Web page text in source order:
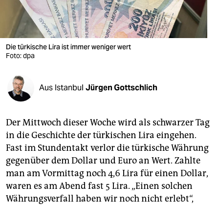
wahrheit
verlag
verlag
veranstaltungen
shop
unterstützen
abo
genossenschaft
epaper login
Die türkische Lira ist immer weniger wert
Foto: dpa
Aus Istanbul Jürgen Gottschlich
Der Mittwoch dieser Woche wird als schwarzer Tag
in die Geschichte der türkischen Lira eingehen.
Fast im Stundentakt verlor die türkische Währung
gegenüber dem Dollar und Euro an Wert. Zahlte
man am Vormittag noch 4,6 Lira für einen Dollar,
waren es am Abend fast 5 Lira. „Einen solchen
Währungsverfall haben wir noch nicht erlebt“,